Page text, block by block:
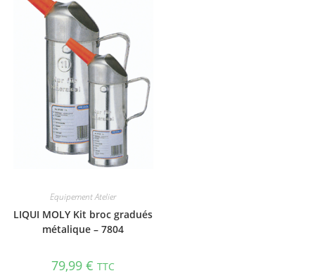
Equipement Atelier
LIQUI MOLY Kit broc gradués
métalique – 7804
79,99€ TTC